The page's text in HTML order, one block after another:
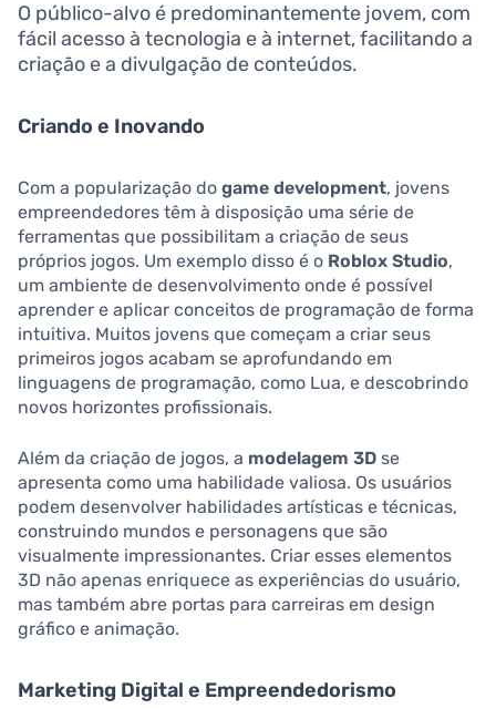
O público-alvo é predominantemente jovem, com
fácil acesso à tecnologia e à internet, facilitando a
criação e a divulgação de conteúdos.
Criando e Inovando
Com a popularização do game development, jovens
empreendedores têm à disposição uma série de
ferramentas que possibilitam a criação de seus
próprios jogos. Um exemplo disso é o Roblox Studio,
um ambiente de desenvolvimento onde é possível
aprender e aplicar conceitos de programação de forma
intuitiva. Muitos jovens que começam a criar seus
primeiros jogos acabam se aprofundando em
linguagens de programação, como Lua, e descobrindo
novos horizontes profissionais.
Além da criação de jogos, a modelagem 3D se
apresenta como uma habilidade valiosa. Os usuários
podem desenvolver habilidades artísticas e técnicas,
construindo mundos e personagens que são
visualmente impressionantes. Criar esses elementos
3D não apenas enriquece as experiências do usuário,
mas também abre portas para carreiras em design
gráfico e animação.
Marketing Digital e Empreendedorismo